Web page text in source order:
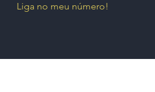
Liga no meu número!